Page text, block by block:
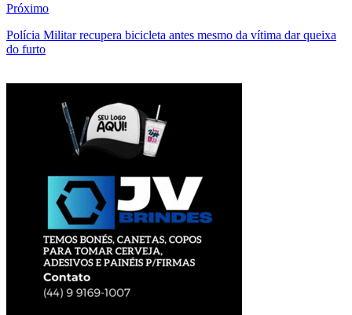
Próximo
Polícia Militar recupera bicicleta antes mesmo da vítima dar queixa
do furto